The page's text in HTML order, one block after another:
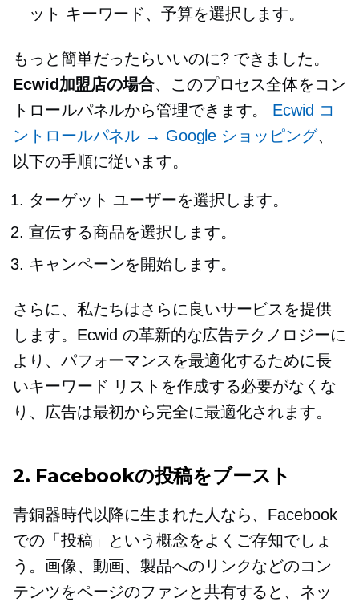
ット キーワード、予算を選択します。
もっと簡単だったらいいのに? できました。
Ecwid加盟店の場合、このプロセス全体をコン
トロールパネルから管理できます。 Ecwid コ
ントロールパネル → Google ショッピング、
以下の手順に従います。
ターゲット ユーザーを選択します。
宣伝する商品を選択します。
キャンペーンを開始します。
さらに、私たちはさらに良いサービスを提供
します。Ecwid の革新的な広告テクノロジーに
より、パフォーマンスを最適化するために長
いキーワード リストを作成する必要がなくな
り、広告は最初から完全に最適化されます。
2. Facebookの投稿をブースト
青銅器時代以降に生まれた人なら、Facebook
での「投稿」という概念をよくご存知でしょ
う。画像、動画、製品へのリンクなどのコン
テンツをページのファンと共有すると、ネッ